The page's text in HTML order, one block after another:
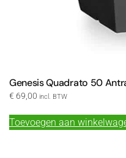
Genesis Quadrato 50
€ 69,00 incl. BTW
Toevoegen aan